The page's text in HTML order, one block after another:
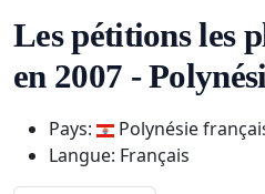
Les pétitions les
en 2007 -
Pays:
Polynésie
Langue: Français